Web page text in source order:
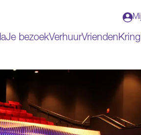
Je bezoekVerhuurVriendenKring